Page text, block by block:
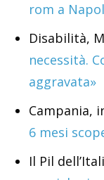
rom a
Disabilità,
necessità.
aggravata»
Campania,
6 mesi
Il Pil